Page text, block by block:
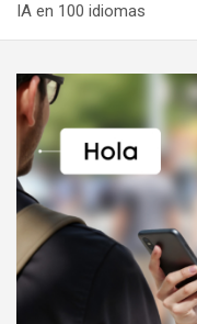
IA en 100 idiomas